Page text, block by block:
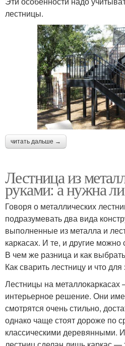
лестницы.
читать дальше →
Лестница из
руками: а нужна
Говоря о металлических
подразумевать два вида
выполненные из металла и
каркасах. И те, и другие
В чем же разница и как
Как сварить лестницу и что
Лестницы на
интерьерное решение. Они
смотрятся очень стильно,
однако чаще стоят дороже по
классическими деревянными.